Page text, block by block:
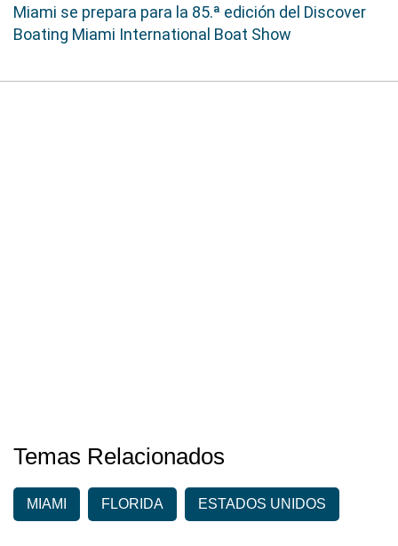
Miami se prepara para la 85.ª edición del Discover
Boating Miami International Boat Show
Temas Relacionados
MIAMI FLORIDA ESTADOS UNIDOS